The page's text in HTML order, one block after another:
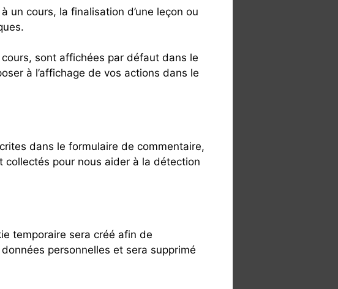
un cours, la finalisation d’une leçon ou
sont affichées par défaut dans le
à l’affichage de vos actions dans le
dans le formulaire de commentaire,
collectés pour nous aider à la détection
temporaire sera créé afin de
personnelles et sera supprimé